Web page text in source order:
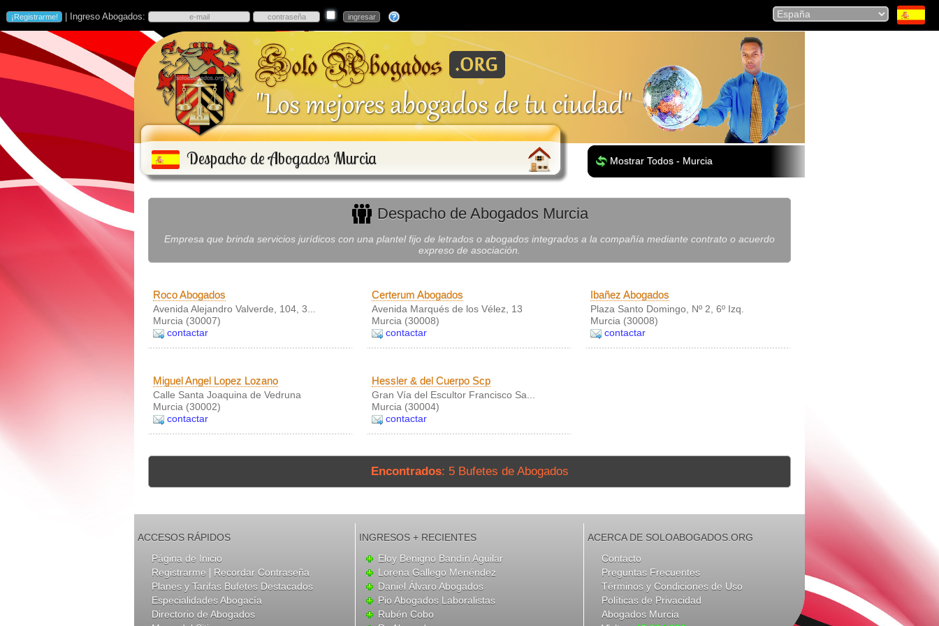
| Ingreso Abogados:
Despacho de Abogados Murcia Mostrar Todos - Murcia
Despacho de Abogados Murcia
Empresa que brinda servicios jurídicos con una plantel fijo de letrados o abogados integrados a la compañía mediante contrato o acuerdo
expreso de asociación.
Roco Abogados
Avenida Alejandro Valverde, 104, 3...
Murcia (30007)
contactar
Certerum Abogados
Avenida Marqués de los Vélez, 13
Murcia (30008)
contactar
Ibañez Abogados
Plaza Santo Domingo, Nº 2, 6º Izq.
Murcia (30008)
contactar
Miguel Angel Lopez Lozano
Calle Santa Joaquina de Vedruna
Murcia (30002)
contactar
Hessler & del Cuerpo Scp
Gran Vía del Escultor Francisco Sa...
Murcia (30004)
contactar
Encontrados: 5 Bufetes de Abogados
ACCESOS RÁPIDOS
Página de Inicio
Registrarme | Recordar Contraseña
Planes y Tarifas Bufetes Destacados
Especialidades Abogacía
Directorio de Abogados
INGRESOS + RECIENTES
Eloy Benigno Bandín Aguilar
Lorena Gallego Menéndez
Daniel Álvaro Abogados
Pio Abogados Laboralistas
Rubén Cobo
ACERCA DE SOLOABOGADOS.ORG
Contacto
Preguntas Frecuentes
Términos y Condiciones de Uso
Políticas de Privacidad
Abogados Murcia